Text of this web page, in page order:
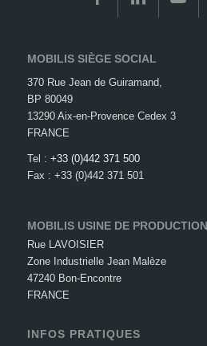
MOBILIS SIÈGE SOCIAL
370 Rue Jean de Guiramand,
BP 80049
13290 Aix-en-Provence Cedex 3
FRANCE
Tel : +33 (0)442 371 500
Fax : +33 (0)442 371 501
MOBILIS USINE DE PRODUCTION
Rue LAVOISIER
Zone Industrielle Jean Malèze
47240 Bon-Encontre
FRANCE
INFOS PRATIQUES